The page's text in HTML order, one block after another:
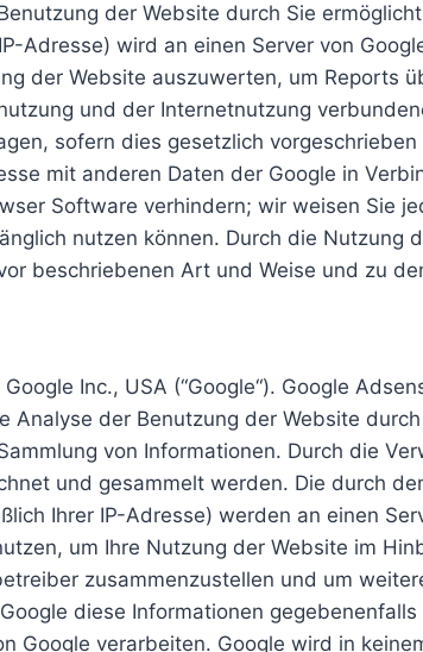
der Website durch Sie
Adresse) wird an einen Server von
der Website auszuwerten, um Reports
und der Internetnutzung
sofern dies gesetzlich
mit anderen Daten der Google in
Software verhindern; wir weisen Sie
nutzen können. Durch die Nutzung
beschriebenen Art und Weise und zu
Inc., USA (“Google“). Google
der Benutzung der Website
von Informationen. Durch die
und gesammelt werden. Die durch
Ihrer IP-Adresse) werden an einen
um Ihre Nutzung der Website im
zusammenzustellen und um
diese Informationen
verarbeiten. Google wird in